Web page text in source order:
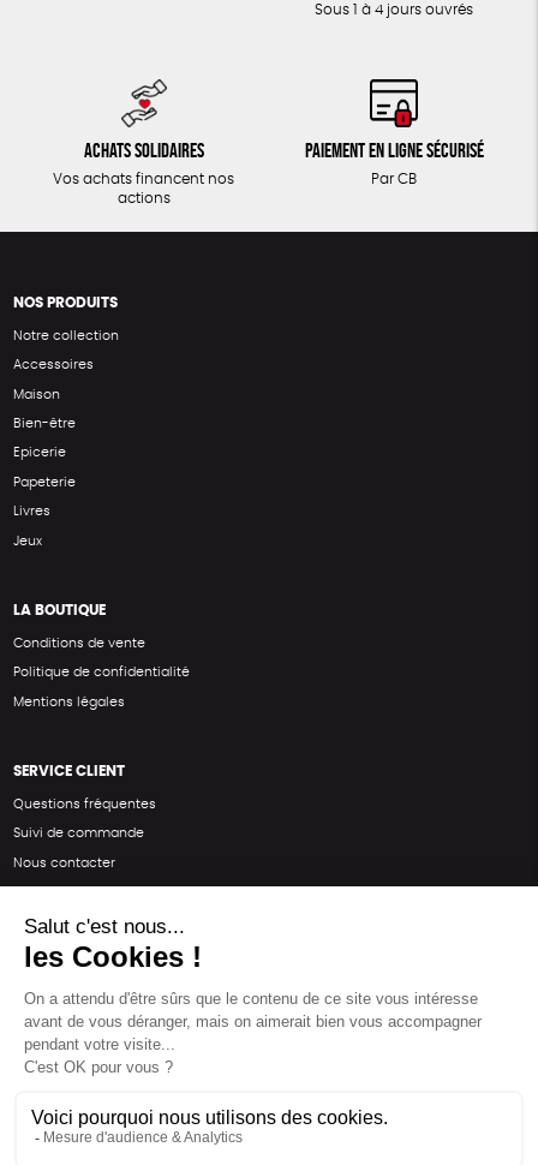
Sous 1 à 4 jours ouvrés
Achats solidaires
Vos achats financent nos
actions
Paiement en ligne sécurisé
Par CB
NOS PRODUITS
Notre collection
Accessoires
Maison
Bien-être
Epicerie
Papeterie
Livres
Jeux
LA BOUTIQUE
Conditions de vente
Politique de confidentialité
Mentions légales
SERVICE CLIENT
Questions fréquentes
Suivi de commande
Nous contacter
SUIVEZ-NOUS
Une boutique élaborée avec par RGOODS